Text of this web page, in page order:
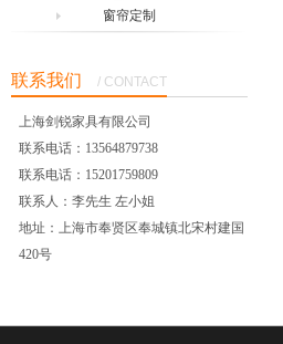
窗帘定制
联系我们 / CONTACT
上海剑锐家具有限公司
联系电话：13564879738
联系电话：15201759809
联系人：李先生 左小姐
地址：上海市奉贤区奉城镇北宋村建国
420号